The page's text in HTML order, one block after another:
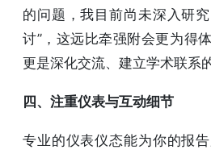
的问题，我目前尚未深入研
讨”，这远比牵强附会更为得
更是深化交流、建立学术联系
四、注重仪表与互动细节
专业的仪表仪态能为你的报